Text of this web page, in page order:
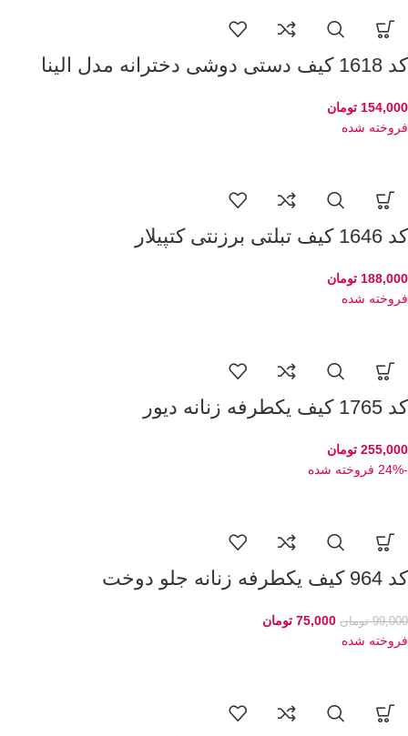
کد 1618 کیف دستی دوشی دخترانه مدل الینا
154,000 تومان
فروخته شده
کد 1646 کیف تبلتی برزنتی کتپیلار
188,000 تومان
فروخته شده
کد 1765 کیف یکطرفه زنانه دیور
255,000 تومان
-24%
فروخته شده
کد 964 کیف یکطرفه زنانه جلو دوخت
99,000 تومان 75,000 تومان
فروخته شده